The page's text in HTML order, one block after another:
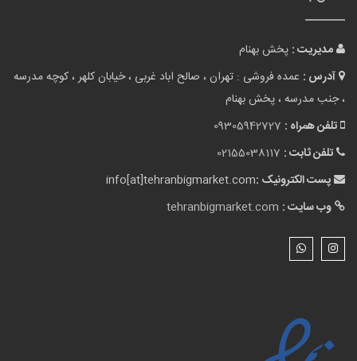
مدیریت : پخش بهنام
آدرس : عمده فروشی : تهران ، صالح اباد غربی ، خیابان کلهر ، کوچه مدرسه
، جنب مدرسه ، پخش بهنام
تلفن همراه : 09305942727
تلفن ثابت : 02155038117
پست الکترونیک :info[at]tehranbigmarket.com
وب سایت : tehranbigmarket.com